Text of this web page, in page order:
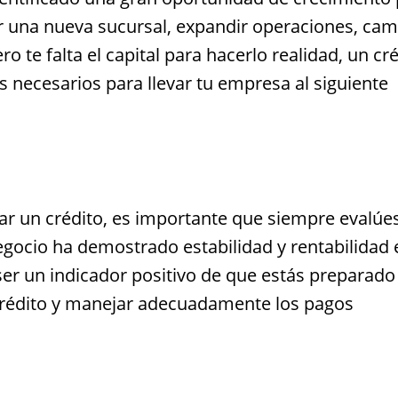
nueva sucursal, expandir operaciones,
te falta el capital para hacerlo realidad, un
para llevar tu empresa al siguiente
un crédito, es importante que siempre
ha demostrado estabilidad y rentabilidad
un indicador positivo de que estás preparado
y manejar adecuadamente los pagos